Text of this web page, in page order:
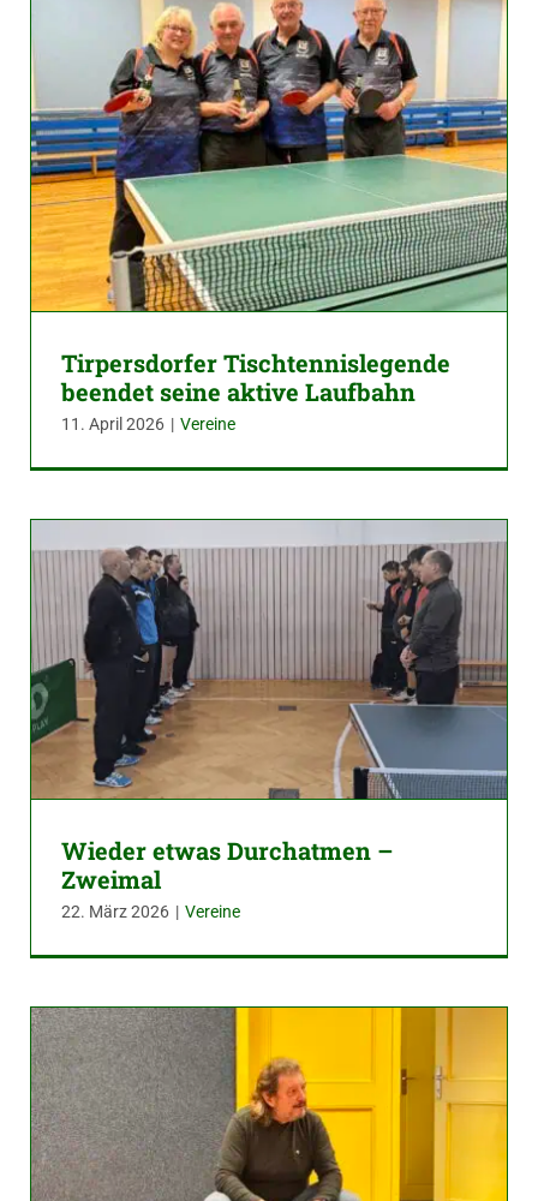
Tirpersdorfer Tischtennislegende
beendet seine aktive Laufbahn
11. April 2026 | Vereine
Wieder etwas Durchatmen –
Zweimal
22. März 2026 | Vereine